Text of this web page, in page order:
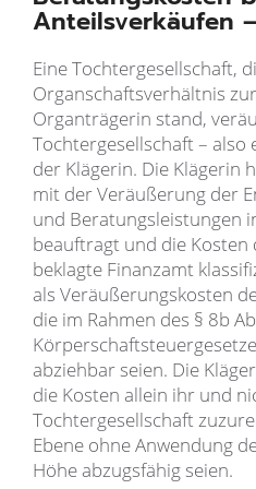
Anteilsverkäufen
Eine Tochtergesellschaft,
Organschaftsverhältnis
Organträgerin stand,
Tochtergesellschaft – also
der Klägerin. Die Klägerin
mit der Veräußerung der
und Beratungsleistungen
beauftragt und die Kosten
beklagte Finanzamt
als Veräußerungskosten
die im Rahmen des § 8b
abziehbar seien. Die
die Kosten allein ihr und
Tochtergesellschaft
Ebene ohne Anwendung
Höhe abzugsfähig seien.